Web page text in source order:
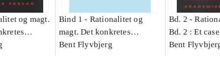
og magt.
Bind 1 - Rationalitet og
magt. Det konkretes
videnskab. Bind 1
Bent Flyvbjerg
Bd. 2 -
Bd. 2 : Et
studie af
Bent